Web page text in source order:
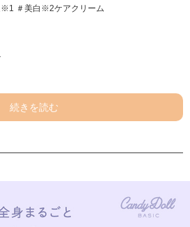
※1 ＃美白※2ケアクリーム
ーンアップUV※1
りガード